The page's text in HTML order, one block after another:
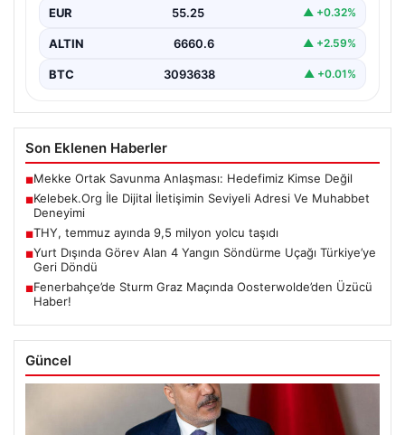
EUR 55.25 ▲ +0.32%
ALTIN 6660.6 ▲ +2.59%
BTC 3093638 ▲ +0.01%
Son Eklenen Haberler
■Mekke Ortak Savunma Anlaşması: Hedefimiz Kimse Değil
■Kelebek.Org İle Dijital İletişimin Seviyeli Adresi Ve Muhabbet
Deneyimi
■THY, temmuz ayında 9,5 milyon yolcu taşıdı
■Yurt Dışında Görev Alan 4 Yangın Söndürme Uçağı Türkiye’ye
Geri Döndü
■Fenerbahçe’de Sturm Graz Maçında Oosterwolde’den Üzücü
Haber!
Güncel